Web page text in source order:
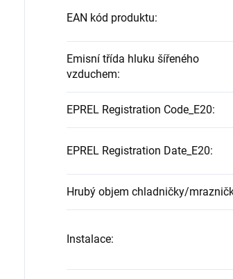
EAN kód produktu:
Emisní třída hluku šířeného
vzduchem:
EPREL Registration Code_E20:
EPREL Registration Date_E20:
Hrubý objem chladničky/
Instalace: